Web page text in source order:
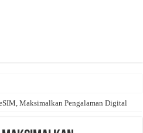
Email redaksi@bisnisnasional.com
Maksimalkan Pengalaman Digital